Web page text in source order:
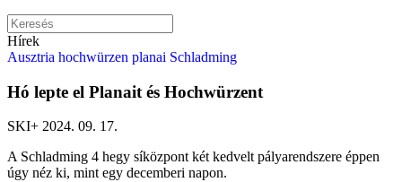
Hírek
Ausztria hochwürzen planai Schladming
Hó lepte el Planait és Hochwürzent
SKI+ 2024. 09. 17.
A Schladming 4 hegy síközpont két kedvelt pályarendszere éppen
úgy néz ki, mint egy decemberi napon.